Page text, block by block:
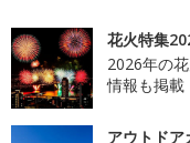
花火特集
2026年の
情報も掲載
アウトドア